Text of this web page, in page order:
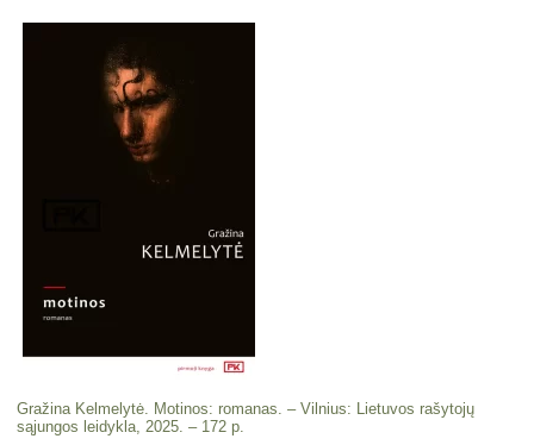
Gražina Kelmelytė. Motinos: romanas. – Vilnius: Lietuvos rašytojų
sąjungos leidykla, 2025. – 172 p.